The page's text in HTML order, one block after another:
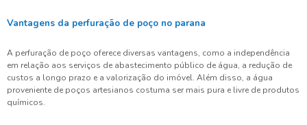
Vantagens da perfuração de poço no parana
A perfuração de poço oferece diversas vantagens, como a independência
em relação aos serviços de abastecimento público de água, a redução de
custos a longo prazo e a valorização do imóvel. Além disso, a água
proveniente de poços artesianos costuma ser mais pura e livre de produtos
químicos.